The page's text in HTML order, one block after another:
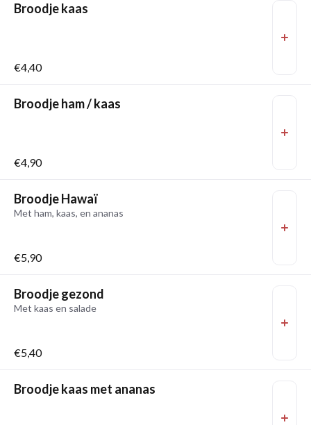
Broodje kaas
€4,40
Broodje ham / kaas
€4,90
Broodje Hawaï
Met ham, kaas, en ananas
€5,90
Broodje gezond
Met kaas en salade
€5,40
Broodje kaas met ananas